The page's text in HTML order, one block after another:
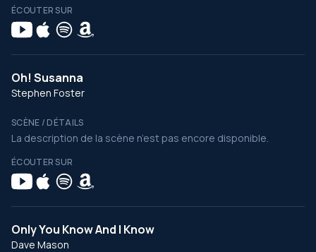
ÉCOUTER SUR
Oh! Susanna
Stephen Foster
SCÈNE / DÉTAILS
La description de la scène n’est pas encore disponible.
ÉCOUTER SUR
Only You Know And I Know
Dave Mason